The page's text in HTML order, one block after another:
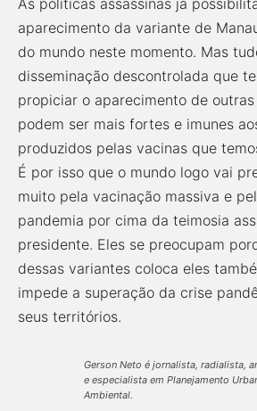
As políticas assassinas já
aparecimento da variante de
do mundo neste momento. Mas
disseminação descontrolada que
propiciar o aparecimento de
podem ser mais fortes e imunes
produzidos pelas vacinas que
É por isso que o mundo logo vai
muito pela vacinação massiva e
pandemia por cima da teimosia
presidente. Eles se preocupam
dessas variantes coloca eles
impede a superação da crise
seus territórios.
Gerson Neto é jornalista, radialista,
e especialista em Planejamento
Ambiental.